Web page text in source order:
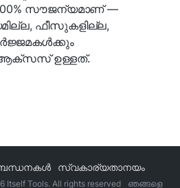
സൗജന്യമാണ് —
ഫീസുകളില്ല,
ആക്‌സസ് ഉള്ളത്.
സ്വകാര്യതാനയം
Itself Tools. All rights reserved ഞങ്ങളെ